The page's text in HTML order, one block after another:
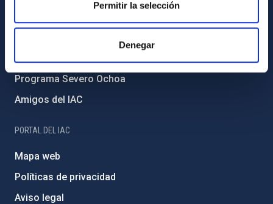
Permitir la selección
Denegar
Financiación externa
Programa Severo Ochoa
Amigos del IAC
PORTAL DEL IAC
Mapa web
Políticas de privacidad
Aviso legal